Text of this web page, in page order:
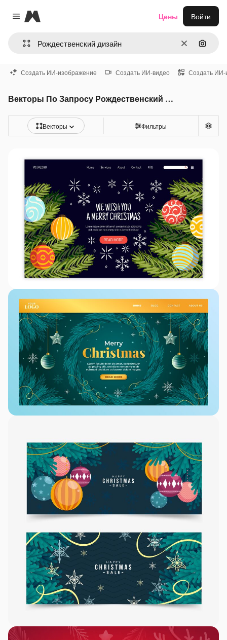
Close menu
Magnific
ОчиститьПоиск
Цены Войти
Создать ИИ-изображение Создать ИИ-видео Создать ИИ-
Векторы По Запросу Рождественский дизайн
Векторы Фильтры